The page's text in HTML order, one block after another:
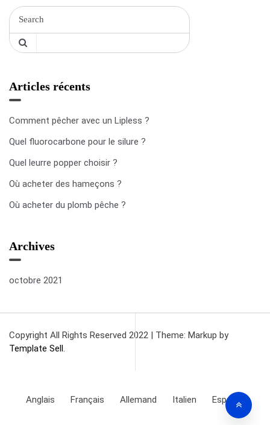
e
Articles récents
Comment pêcher avec un Lipless ?
Quel fluorocarbone pour le silure ?
Quel leurre popper choisir ?
Où acheter des hameçons ?
Où acheter du plomb pêche ?
Archives
octobre 2021
Copyright All Rights Reserved 2022 | Theme: Markup by
Template Sell.
Anglais Français Allemand Italien Espagnol